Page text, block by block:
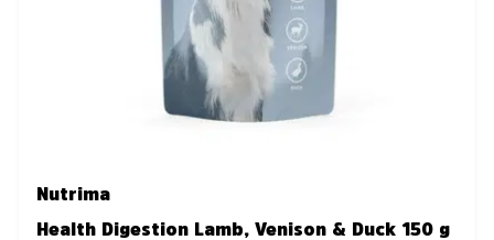
Nutrima
Health Digestion Lamb, Venison & Duck 150 g